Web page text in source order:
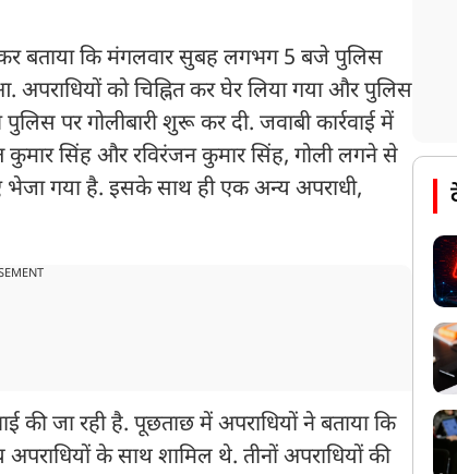
कर बताया कि मंगलवार सुबह लगभग 5 बजे पुलिस
को चिह्नित कर घेर लिया गया और पुलिस
पर गोलीबारी शुरू कर दी. जवाबी कार्रवाई में
सिंह और रविरंजन कुमार सिंह, गोली लगने से
भेजा गया है. इसके साथ ही एक अन्य अपराधी,
की जा रही है. पूछताछ में अपराधियों ने बताया कि
के साथ शामिल थे. तीनों अपराधियों की